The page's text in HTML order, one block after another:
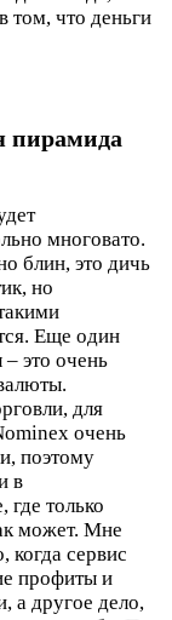
том, что деньги
пирамида
многовато.
блин, это дичь
но
Еще один
это очень
для
очень
поэтому
в
где только
может. Мне
когда сервис
профиты и
а другое дело,